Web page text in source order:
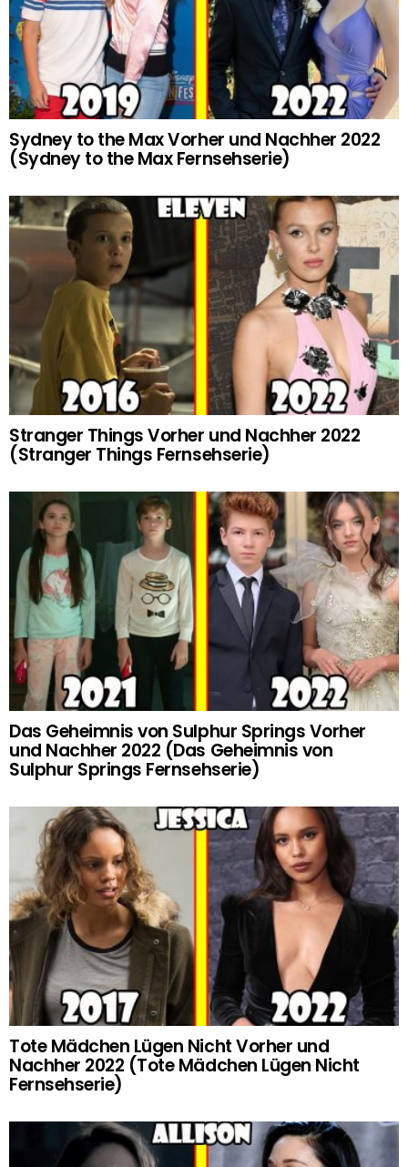
Sydney to the Max Vorher und Nachher 2022
(Sydney to the Max Fernsehserie)
Stranger Things Vorher und Nachher 2022
(Stranger Things Fernsehserie)
Das Geheimnis von Sulphur Springs Vorher
und Nachher 2022 (Das Geheimnis von
Sulphur Springs Fernsehserie)
Tote Mädchen Lügen Nicht Vorher und
Nachher 2022 (Tote Mädchen Lügen Nicht
Fernsehserie)